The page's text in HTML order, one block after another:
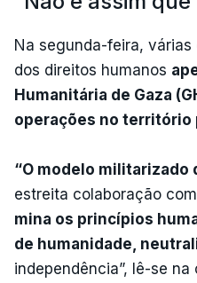
Na segunda-feira,
dos direitos humanos
Humanitária de Gaza
operações no território
“O modelo militarizado
estreita colaboração
mina os princípios
de humanidade,
independência”, lê-se